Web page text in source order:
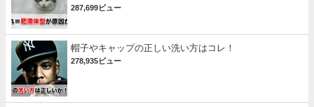
287,699ビュー
帽子やキャップの正しい洗い方はコレ！
278,935ビュー